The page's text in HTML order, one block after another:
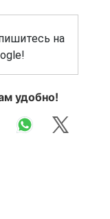
на
удобно!